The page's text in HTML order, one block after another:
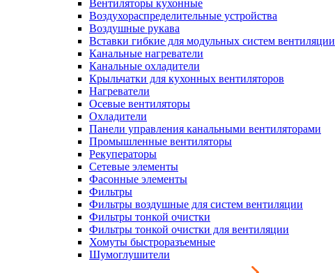
Вентиляторы кухонные
Воздухораспределительные устройства
Воздушные рукава
Вставки гибкие для модульных систем вентиляции
Канальные нагреватели
Канальные охладители
Крыльчатки для кухонных вентиляторов
Нагреватели
Осевые вентиляторы
Охладители
Панели управления канальными вентиляторами
Промышленные вентиляторы
Рекуператоры
Сетевые элементы
Фасонные элементы
Фильтры
Фильтры воздушные для систем вентиляции
Фильтры тонкой очистки
Фильтры тонкой очистки для вентиляции
Хомуты быстроразъемные
Шумоглушители